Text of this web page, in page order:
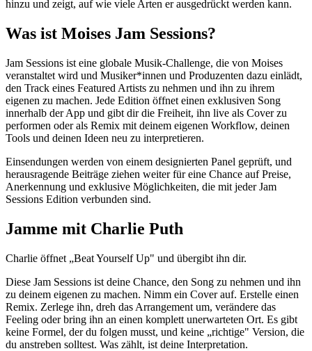
hinzu und zeigt, auf wie viele Arten er ausgedrückt werden kann.
Was ist Moises Jam Sessions?
Jam Sessions ist eine globale Musik-Challenge, die von Moises
veranstaltet wird und Musiker*innen und Produzenten dazu einlädt,
den Track eines Featured Artists zu nehmen und ihn zu ihrem
eigenen zu machen. Jede Edition öffnet einen exklusiven Song
innerhalb der App und gibt dir die Freiheit, ihn live als Cover zu
performen oder als Remix mit deinem eigenen Workflow, deinen
Tools und deinen Ideen neu zu interpretieren.
Einsendungen werden von einem designierten Panel geprüft, und
herausragende Beiträge ziehen weiter für eine Chance auf Preise,
Anerkennung und exklusive Möglichkeiten, die mit jeder Jam
Sessions Edition verbunden sind.
Jamme mit Charlie Puth
Charlie öffnet „Beat Yourself Up" und übergibt ihn dir.
Diese Jam Sessions ist deine Chance, den Song zu nehmen und ihn
zu deinem eigenen zu machen. Nimm ein Cover auf. Erstelle einen
Remix. Zerlege ihn, dreh das Arrangement um, verändere das
Feeling oder bring ihn an einen komplett unerwarteten Ort. Es gibt
keine Formel, der du folgen musst, und keine „richtige" Version, die
du anstreben solltest. Was zählt, ist deine Interpretation.